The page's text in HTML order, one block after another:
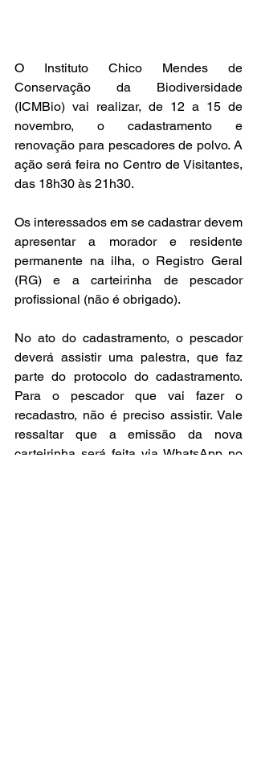
O Instituto Chico Mendes de
Conservação da Biodiversidade
(ICMBio) vai realizar, de 12 a 15 de
novembro, o cadastramento e
renovação para pescadores de polvo. A
ação será feira no Centro de Visitantes,
das 18h30 às 21h30.
Os interessados em se cadastrar devem
apresentar a morador e residente
permanente na ilha, o Registro Geral
(RG) e a carteirinha de pescador
profissional (não é obrigado).
No ato do cadastramento, o pescador
deverá assistir uma palestra, que faz
parte do protocolo do cadastramento.
Para o pescador que vai fazer o
recadastro, não é preciso assistir. Vale
ressaltar que a emissão da nova
carteirinha será feita via WhatsApp no